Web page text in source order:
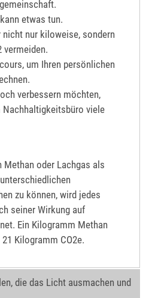
etwas tun.
nur kiloweise, sondern
vermeiden.
um Ihren persönlichen
verbessern möchten,
Nachhaltigkeitsbüro viele
Methan oder Lachgas als
zu können, wird jedes
seiner Wirkung auf
Ein Kilogramm Methan
Kilogramm CO2e.
die das Licht ausmachen und